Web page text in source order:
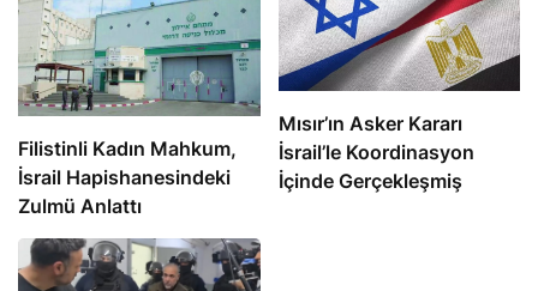
Filistinli Kadın Mahkum,
İsrail Hapishanesindeki
Zulmü Anlattı
Mısır’ın Asker Kararı
İsrail’le Koordinasyon
İçinde Gerçekleşmiş